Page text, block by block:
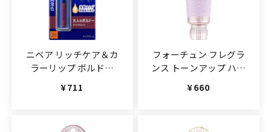
ニベア リッチケア＆カ
ラーリップ ボルドー
通常価格
¥711
フォーチュン フレグラ
ンス トーンアップ ハン
60g(JAN:4971710397345)
通常価格
¥660